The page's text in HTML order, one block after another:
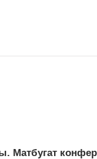
Матбугат